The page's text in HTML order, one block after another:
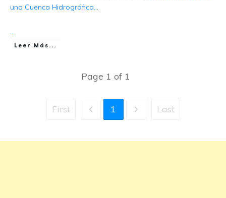
una Cuenca Hidrográfica…
Leer Más...
Page 1 of 1
First 1 Last